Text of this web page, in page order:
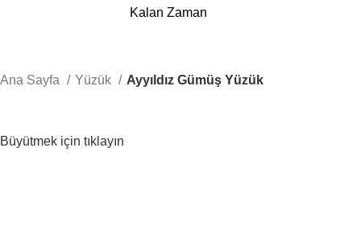
Kalan Zaman
Ana Sayfa Yüzük Ayyıldız Gümüş Yüzük
Büyütmek için tıklayın